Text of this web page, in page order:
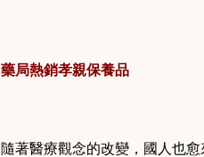
藥局熱銷孝親保養品
隨著醫療觀念的改變，國人也